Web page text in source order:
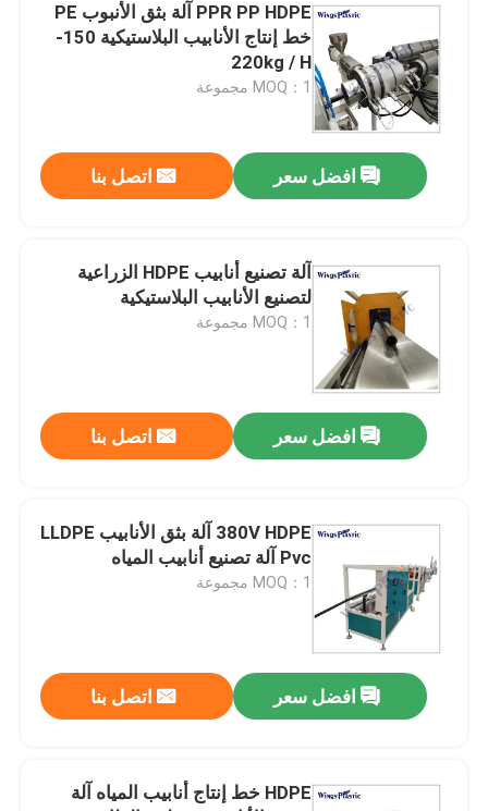
اتصل بنا
آلة بثق الأنابيب البلاستيكية
خط بثق الأنبوب البلاستيكي
HDPE آلة بثق الأنابيب
آلة بثق الأنابيب البلاستيكية
خط إنتاج أنابيب PPR
آلة بثق الأنبوب المموج
آلة بثق الشريط PET
خط إنتاج الشريط PP
آلة بثق الصفيحة البلاستيكية
PPR PP HDPE آلة بثق الأنبوب PE
خط إنتاج الأنابيب البلاستيكية 150-
220kg / H
MOQ：1 مجموعة
افضل سعر اتصل بنا
آلة تصنيع أنابيب HDPE الزراعية
لتصنيع الأنابيب البلاستيكية
MOQ：1 مجموعة
افضل سعر اتصل بنا
380V HDPE آلة بثق الأنابيب LLDPE
Pvc آلة تصنيع أنابيب المياه
MOQ：1 مجموعة
افضل سعر اتصل بنا
HDPE خط إنتاج أنابيب المياه آلة